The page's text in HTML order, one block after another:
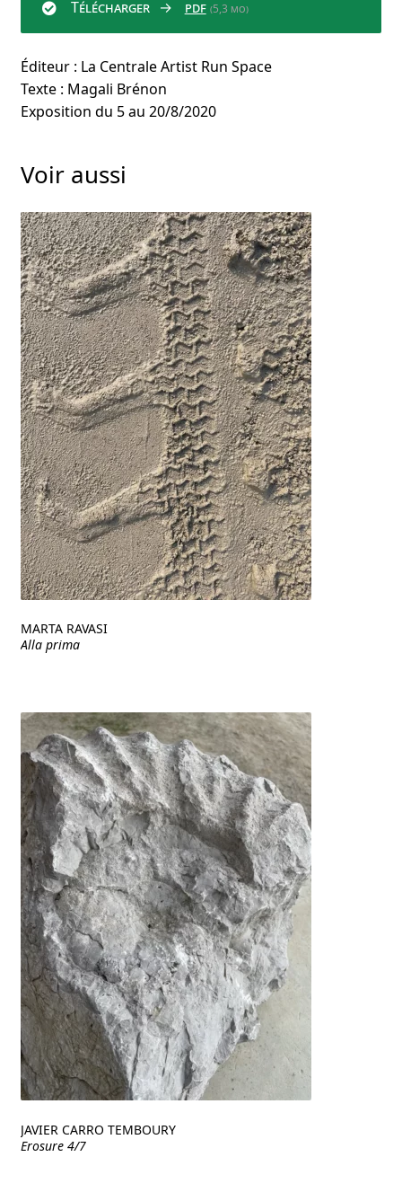
Télécharger pdf (5,3 mo)
Éditeur : La Centrale Artist Run Space
Texte : Magali Brénon
Exposition du 5 au 20/8/2020
Voir aussi
MARTA RAVASI
Alla prima
JAVIER CARRO TEMBOURY
Erosure 4/7